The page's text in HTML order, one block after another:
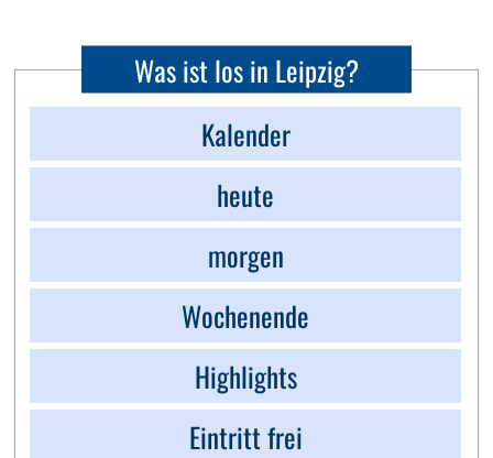
Was ist los in Leipzig?
Kalender
heute
morgen
Wochenende
Highlights
Eintritt frei